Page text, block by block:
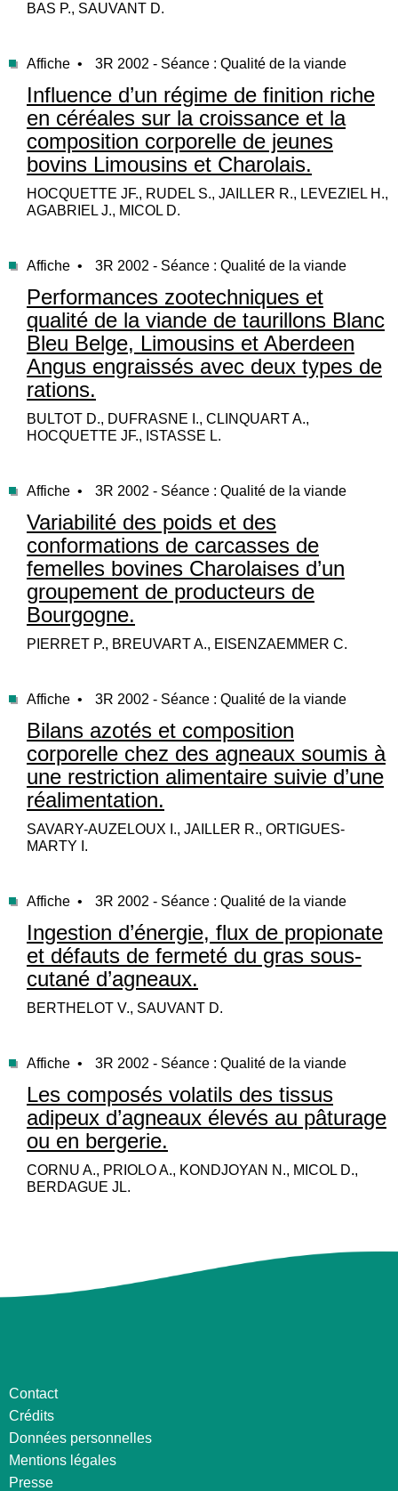
BAS P., SAUVANT D.
Affiche • 3R 2002 - Séance : Qualité de la viande
Influence d’un régime de finition riche
en céréales sur la croissance et la
composition corporelle de jeunes
bovins Limousins et Charolais.
HOCQUETTE JF., RUDEL S., JAILLER R., LEVEZIEL H.,
AGABRIEL J., MICOL D.
Affiche • 3R 2002 - Séance : Qualité de la viande
Performances zootechniques et
qualité de la viande de taurillons Blanc
Bleu Belge, Limousins et Aberdeen
Angus engraissés avec deux types de
rations.
BULTOT D., DUFRASNE I., CLINQUART A.,
HOCQUETTE JF., ISTASSE L.
Affiche • 3R 2002 - Séance : Qualité de la viande
Variabilité des poids et des
conformations de carcasses de
femelles bovines Charolaises d’un
groupement de producteurs de
Bourgogne.
PIERRET P., BREUVART A., EISENZAEMMER C.
Affiche • 3R 2002 - Séance : Qualité de la viande
Bilans azotés et composition
corporelle chez des agneaux soumis à
une restriction alimentaire suivie d’une
réalimentation.
SAVARY-AUZELOUX I., JAILLER R., ORTIGUES-
MARTY I.
Affiche • 3R 2002 - Séance : Qualité de la viande
Ingestion d’énergie, flux de propionate
et défauts de fermeté du gras sous-
cutané d’agneaux.
BERTHELOT V., SAUVANT D.
Affiche • 3R 2002 - Séance : Qualité de la viande
Les composés volatils des tissus
adipeux d’agneaux élevés au pâturage
ou en bergerie.
CORNU A., PRIOLO A., KONDJOYAN N., MICOL D.,
BERDAGUE JL.
Contact
Crédits
Données personnelles
Mentions légales
Presse